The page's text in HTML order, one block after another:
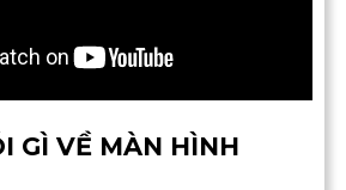
GÌ VỀ MÀN HÌNH